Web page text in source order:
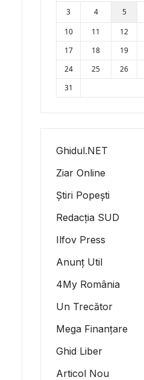
3
4 5
10
11 12
17
18 19
24
25 26
31
Ghidul.NET
Ziar Online
Știri Popești
Redacția SUD
Ilfov Press
Anunț Util
4My România
Un Trecător
Mega Finanțare
Ghid Liber
Articol Nou